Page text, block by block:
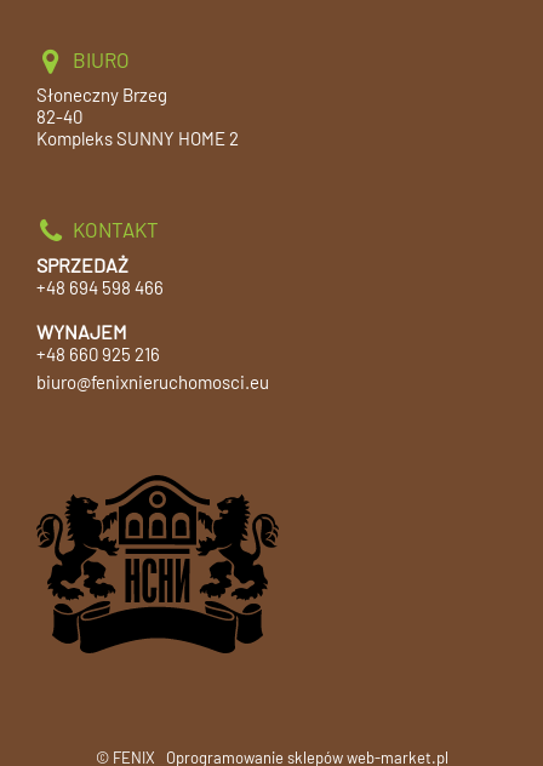
BIURO
Słoneczny Brzeg
82-40
Kompleks SUNNY HOME 2
KONTAKT
SPRZEDAŻ
+48 694 598 466
WYNAJEM
+48 660 925 216
biuro@fenixnieruchomosci.eu
© FENIX Oprogramowanie sklepów web-market.pl